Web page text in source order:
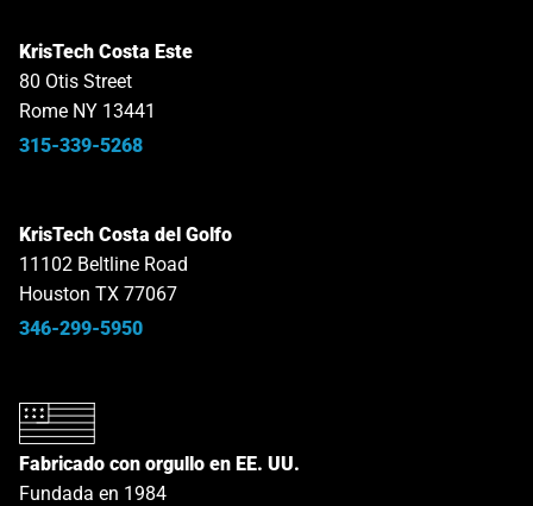
KrisTech Costa Este
80 Otis Street
Rome NY 13441
315-339-5268
KrisTech Costa del Golfo
11102 Beltline Road
Houston TX 77067
346-299-5950
Fabricado con orgullo en EE. UU.
Fundada en 1984